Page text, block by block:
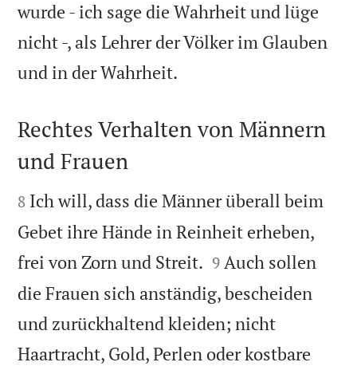
wurde - ich sage die Wahrheit und lüge
nicht -, als Lehrer der Völker im Glauben
und in der Wahrheit.

Rechtes Verhalten von Männern
und Frauen

8 Ich will, dass die Männer überall beim
Gebet ihre Hände in Reinheit erheben,
frei von Zorn und Streit. 

9 Auch sollen
die Frauen sich anständig, bescheiden
und zurückhaltend kleiden; nicht
Haartracht, Gold, Perlen oder kostbare